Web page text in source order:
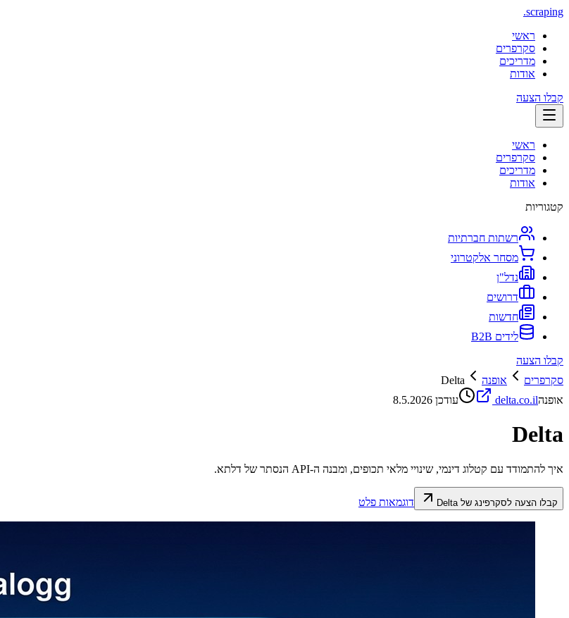
scraping
.
ראשי
סקרפרים
מדריכים
אודות
קבלו הצעה
ראשי
סקרפרים
מדריכים
אודות
קטגוריות
רשתות חברתיות
מסחר אלקטרוני
נדל"ן
דרושים
חדשות
לידים B2B
קבלו הצעה
סקרפרים
אופנה
Delta
אופנהdelta.co.il עודכן 8.5.2026
Delta
איך להתמודד עם קטלוג דינמי, שינויי מלאי תכופים, ומבנה ה-API הנסתר של דלתא.
קבלו הצעה לסקרפינג של Delta דוגמאות פלט